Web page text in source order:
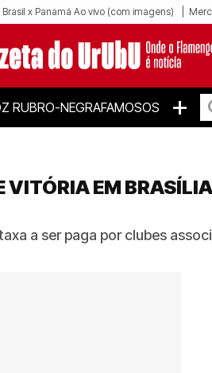
Brasil x Panamá Ao vivo (com imagens)
RUBRO-NEGRAFAMOSOS +
EM
a ser paga por clubes